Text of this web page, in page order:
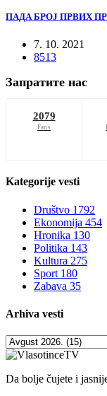
ПАДА БРОЈ ПРВИХ
7. 10. 2021
8513
Запратите нас
2079
Fans
Kategorije vesti
Društvo 1792
Ekonomija 454
Hronika 130
Politika 143
Kultura 275
Sport 180
Zabava 35
Arhiva vesti
Da bolje čujete i